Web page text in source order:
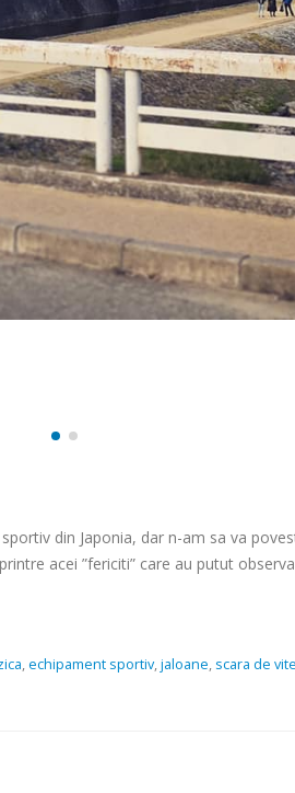
din Japonia, dar n-am sa va
acei ”fericiti” care au putut
,echipament sportiv,jaloane, scara de